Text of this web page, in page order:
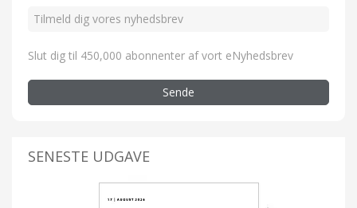
Slut dig til 450,000 abonnenter af vort eNyhedsbrev
Sende
SENESTE UDGAVE